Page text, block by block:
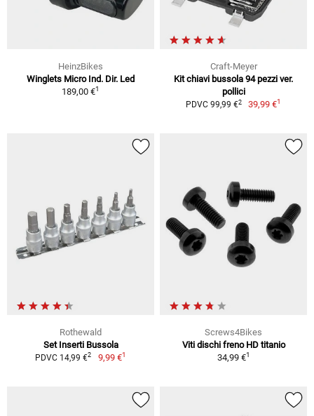
HeinzBikes
Winglets Micro Ind. Dir. Led
189,00 €1
Craft-Meyer
Kit chiavi bussola 94 pezzi ver.
pollici
PDVC 99,99 €2 39,99 €1
Rothewald
Set Inserti Bussola
PDVC 14,99 €2 9,99 €1
Screws4Bikes
Viti dischi freno HD titanio
34,99 €1